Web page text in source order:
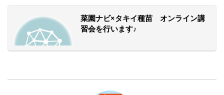
菜園ナビ×タキイ種苗 オンライン講
習会を行います♪